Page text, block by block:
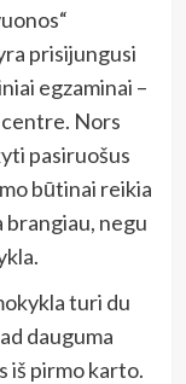
prisijungusi
egzaminai –
Nors
pasiruošus
būtinai reikia
brangiau, negu
turi du
dauguma
iš pirmo karto.